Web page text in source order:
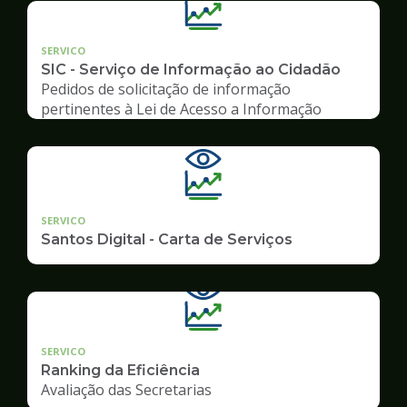
SERVICO
SIC - Serviço de Informação ao Cidadão
Pedidos de solicitação de informação
pertinentes à Lei de Acesso a Informação
SERVICO
Santos Digital - Carta de Serviços
SERVICO
Ranking da Eficiência
Avaliação das Secretarias